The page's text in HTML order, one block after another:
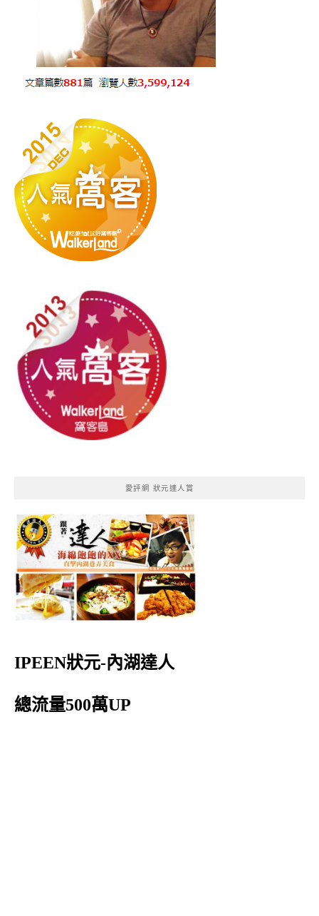
愛評網 狀元達人賞
IPEEN狀元-內湖達人
總流量500萬UP